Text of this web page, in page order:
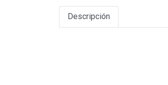
Descripción